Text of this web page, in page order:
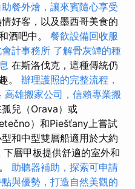
助餐外燴，讓來賓隨心享受
好客，以及墨西哥美食的
酒吧中。 餐飲設備回收服
計事務所 了解骨灰罈的種
在斯洛伐克，這種傳統仍
。 辦理護照的完整流程，
高雄搬家公司，信賴專業搬
兒（Orava）或
）和Piešťany上嘗試
和中型雙層船適用於大約
下層甲板提供舒適的室外和
助聽器補助，探索可申請
與優勢，打造自然美觀的